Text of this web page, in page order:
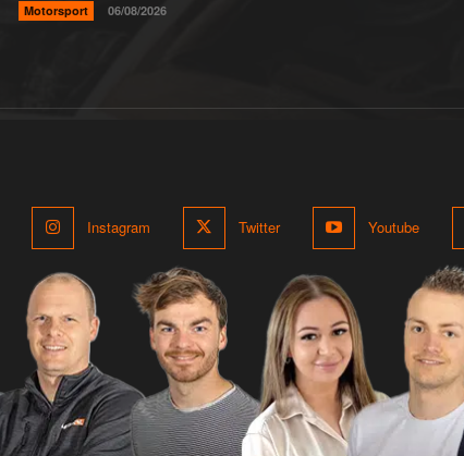
Motorsport 06/08/2026
Instagram Twitter Youtube